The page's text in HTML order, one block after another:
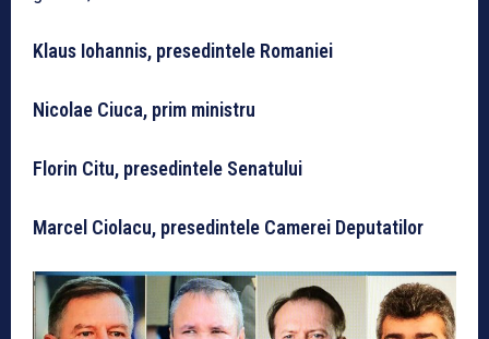
Klaus Iohannis, presedintele Romaniei
Nicolae Ciuca, prim ministru
Florin Citu, presedintele Senatului
Marcel Ciolacu, presedintele Camerei Deputatilor